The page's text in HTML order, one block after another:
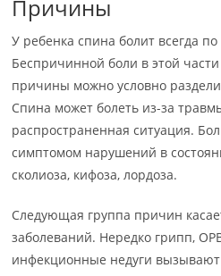
Причины
У ребенка спина болит всегда
Беспричинной боли в этой
причины можно условно
Спина может болеть из-за
распространенная ситуация.
симптомом нарушений в
сколиоза, кифоза, лордоза.
Следующая группа причин
заболеваний. Нередко грипп,
инфекционные недуги